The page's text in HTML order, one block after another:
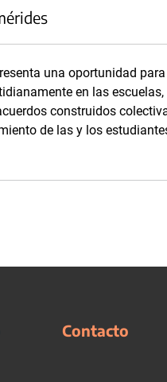
una oportunidad
en las
construidos
de las y los
Contacto